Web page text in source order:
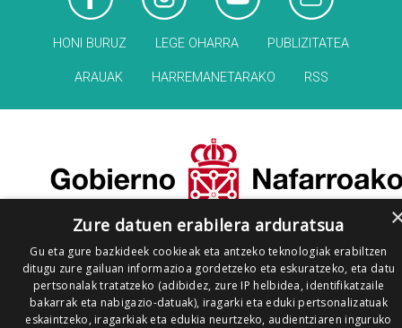
HONI BURUZ LEGE OHARRA PUBLIZITATEA
ARAUAK HARREMANETARAKO RSS
Zure datuen erabilera arduratsua
Gu eta gure bazkideek cookieak eta antzeko teknologiak erabiltzen
ditugu zure gailuan informazioa gordetzeko eta eskuratzeko, eta datu
pertsonalak tratatzeko (adibidez, zure IP helbidea, identifikatzaile
bakarrak eta nabigazio-datuak), iragarki eta eduki pertsonalizatuak
eskaintzeko, iragarkiak eta edukia neurtzeko, audientziaren inguruko